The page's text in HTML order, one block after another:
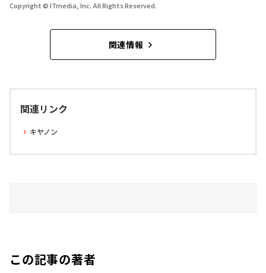
Copyright © ITmedia, Inc. All Rights Reserved.
関連情報
関連リンク
キヤノン
この記事の著者